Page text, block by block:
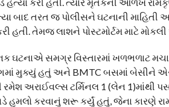
બાદ તરત જ પોલીસને ઘટનાની માહિતી
હતી. તેમજ લાશને પોસ્ટમોર્ટમ માટે
સમગ્ર વિસ્તારમાં ખળભળાટ મચાવી
મુક્યું હતું અને BMTC બસમાં બેસીને
અરાઈવલ્સ ટર્મિનલ 1 (લેન 1)માંથી
હુમલો કરવાનું શરૂ કર્યું હતું, જેના